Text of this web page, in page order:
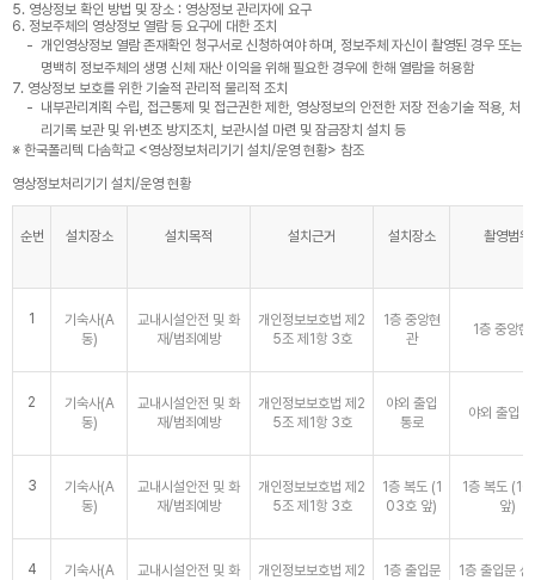
5. 영상정보 확인 방법 및 장소 : 영상정보 관리자에 요구
6. 정보주체의 영상정보 열람 등 요구에 대한 조치
개인영상정보 열람 존재확인 청구서로 신청하여야 하며, 정보주체 자신이 촬영된 경우 또는
명백히 정보주체의 생명 신체 재산 이익을 위해 필요한 경우에 한해 열람을 허용함
7. 영상정보 보호를 위한 기술적 관리적 물리적 조치
내부관리계획 수립, 접근통제 및 접근권한 제한, 영상정보의 안전한 저장 전송기술 적용, 처
리기록 보관 및 위·변조 방지조치, 보관시설 마련 및 잠금장치 설치 등
※ 한국폴리텍 다솜학교 <영상정보처리기기 설치/운영 현황> 참조
영상정보처리기기 설치/운영 현황
순번 설치장소 설치목적 설치근거 설치장소 촬영범위
1
기숙사(A
동)
교내시설안전 및 화
재/범죄예방
개인정보보호법 제2
5조 제1항 3호
1층 중앙현
관
1층 중앙현
2
기숙사(A
동)
교내시설안전 및 화
재/범죄예방
개인정보보호법 제2
5조 제1항 3호
야외 출입
통로
야외 출입
3
기숙사(A
동)
교내시설안전 및 화
재/범죄예방
개인정보보호법 제2
5조 제1항 3호
1층 복도 (1
03호 앞)
1층 복도
앞)
4
기숙사(A
교내시설안전 및 화
개인정보보호법 제2
1층 출입문
1층 출입문 신